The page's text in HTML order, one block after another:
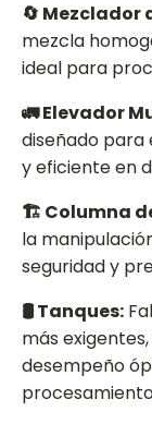
🔄 Mezclador
mezcla
ideal para
🚛 Elevador
diseñado para
y eficiente en
🏗️ Columna
la
seguridad y
🛢️ Tanques:
más
desempeño